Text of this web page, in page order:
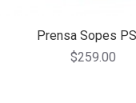
Prensa Sopes
$259.00